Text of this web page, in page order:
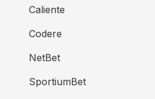
Caliente
Codere
NetBet
SportiumBet